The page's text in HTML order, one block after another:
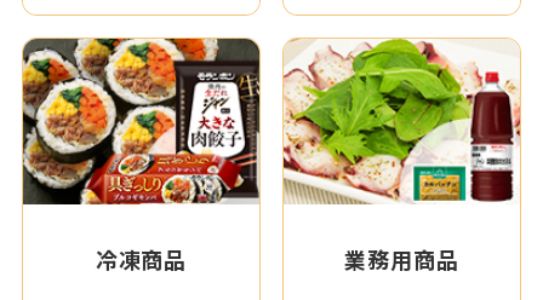
冷凍商品 業務用商品